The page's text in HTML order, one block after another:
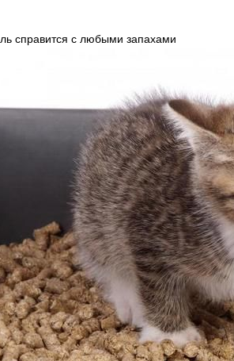
справится с любыми запахами